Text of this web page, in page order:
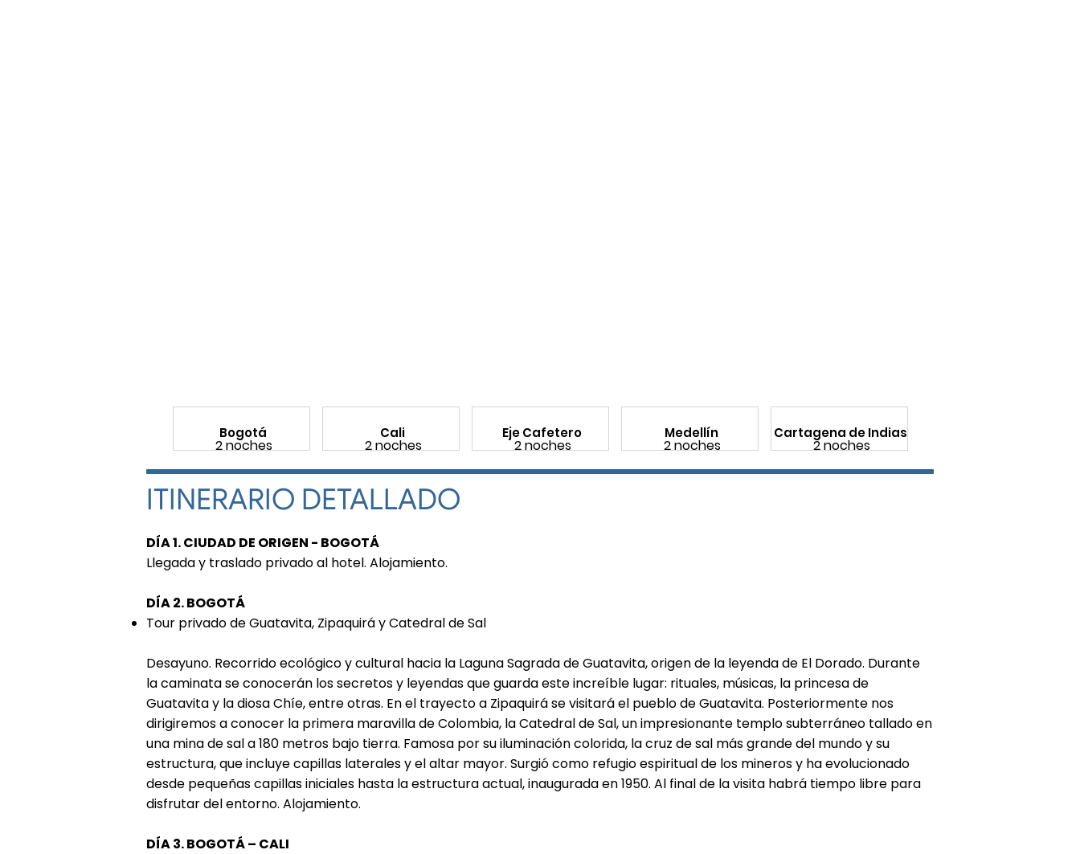
Bogotá
2 noches
Cali
2 noches
Eje Cafetero
2 noches
Medellín
2 noches
Cartagena de Indias
2 noches
ITINERARIO DETALLADO
DÍA 1. CIUDAD DE ORIGEN - BOGOTÁ
Llegada y traslado privado al hotel. Alojamiento.
DÍA 2. BOGOTÁ
Tour privado de Guatavita, Zipaquirá y Catedral de Sal
Desayuno. Recorrido ecológico y cultural hacia la Laguna Sagrada de Guatavita, origen de la leyenda de El Dorado. Durante
la caminata se conocerán los secretos y leyendas que guarda este increíble lugar: rituales, músicas, la princesa de
Guatavita y la diosa Chíe, entre otras. En el trayecto a Zipaquirá se visitará el pueblo de Guatavita. Posteriormente nos
dirigiremos a conocer la primera maravilla de Colombia, la Catedral de Sal, un impresionante templo subterráneo tallado en
una mina de sal a 180 metros bajo tierra. Famosa por su iluminación colorida, la cruz de sal más grande del mundo y su
estructura, que incluye capillas laterales y el altar mayor. Surgió como refugio espiritual de los mineros y ha evolucionado
desde pequeñas capillas iniciales hasta la estructura actual, inaugurada en 1950. Al final de la visita habrá tiempo libre para
disfrutar del entorno. Alojamiento.
DÍA 3. BOGOTÁ – CALI